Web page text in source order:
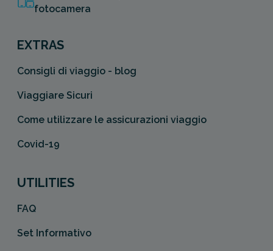
fotocamera
EXTRAS
Consigli di viaggio - blog
Viaggiare Sicuri
Come utilizzare le assicurazioni viaggio
Covid-19
UTILITIES
FAQ
Set Informativo